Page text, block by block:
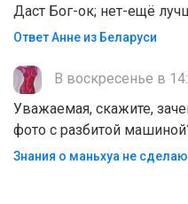
Даст Бог-ок; нет-ещё
Ответ Анне из Беларуси
В воскресенье в
Уважаемая, скажите,
фото с разбитой
Знания о маньхуа не